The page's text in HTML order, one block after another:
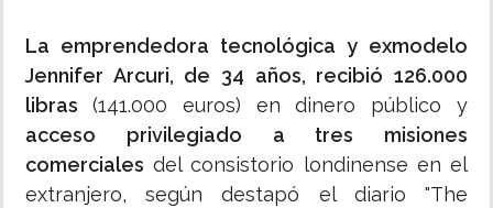
La emprendedora tecnológica y exmodelo
Jennifer Arcuri, de 34 años, recibió 126.000
libras (141.000 euros) en dinero público y
acceso privilegiado a tres misiones
comerciales del consistorio londinense en el
extranjero, según destapó el diario "The